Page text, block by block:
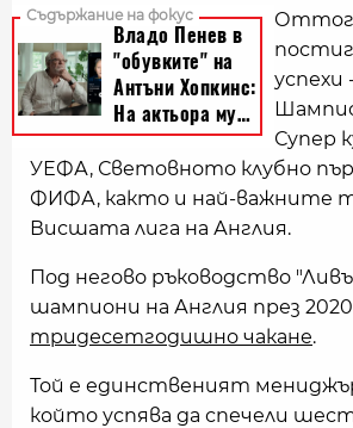
успехи
Супер
УЕФА, Световното клубно
ФИФА, както и най-важните
Висшата лига на Англия.
Под негово ръководство
шампиони на Англия през 2020
тридесетгодишно чакане.
Той е единственият
който успява да спечели